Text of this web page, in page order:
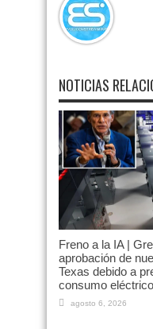
NOTICIAS
Freno a la IA |
aprobación de
Texas debido a
consumo
agosto 6, 2026